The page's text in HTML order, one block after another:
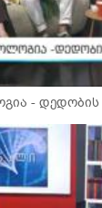
- დედობის